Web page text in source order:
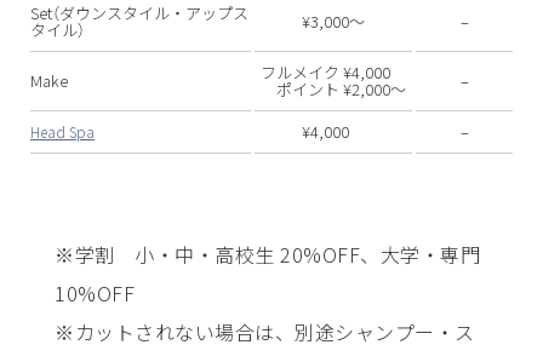
Set（ダウンスタイル・アップス
タイル） ¥3,000〜 –
Make フルメイク ¥4,000
ポイント ¥2,000〜 –
Head Spa ¥4,000 –
※学割 小・中・高校生 20%OFF、大学・専門
10%OFF
※カットされない場合は、別途シャンプー・ス